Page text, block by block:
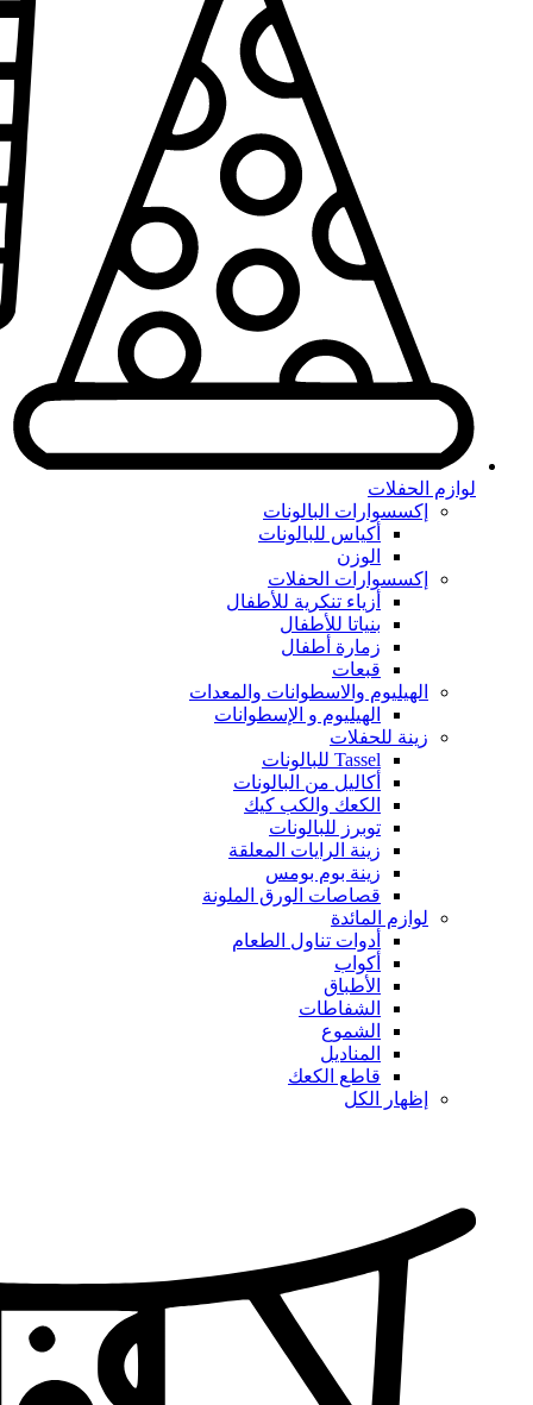
لوازم الحفلات
إكسسوارات البالونات
أكياس للبالونات
الوزن
إكسسوارات الحفلات
أزياء تنكرية للأطفال
بنياتا للأطفال
زمارة أطفال
قبعات
الهيليوم والاسطوانات والمعدات
الهيليوم و الإسطوانات
زينة للحفلات
Tassel للبالونات
أكاليل من البالونات
الكعك والكب كيك
توبرز للبالونات
زينة الرايات المعلقة
زينة بوم بومس
قصاصات الورق الملونة
لوازم المائدة
أدوات تناول الطعام
أكواب
الأطباق
الشفاطات
الشموع
المناديل
قاطع الكعك
إظهار الكل